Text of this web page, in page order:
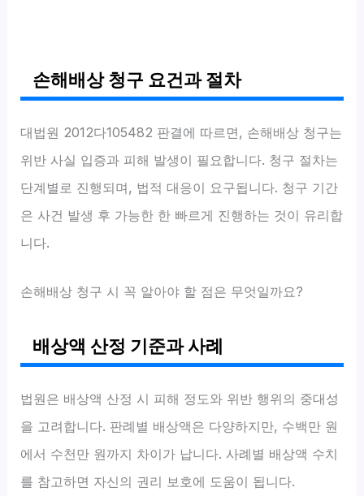
손해배상 청구 요건과 절차
대법원 2012다105482 판결에 따르면, 손해배상 청구는
위반 사실 입증과 피해 발생이 필요합니다. 청구 절차는
단계별로 진행되며, 법적 대응이 요구됩니다. 청구 기간
은 사건 발생 후 가능한 한 빠르게 진행하는 것이 유리합
니다.
손해배상 청구 시 꼭 알아야 할 점은 무엇일까요?
배상액 산정 기준과 사례
법원은 배상액 산정 시 피해 정도와 위반 행위의 중대성
을 고려합니다. 판례별 배상액은 다양하지만, 수백만 원
에서 수천만 원까지 차이가 납니다. 사례별 배상액 수치
를 참고하면 자신의 권리 보호에 도움이 됩니다.